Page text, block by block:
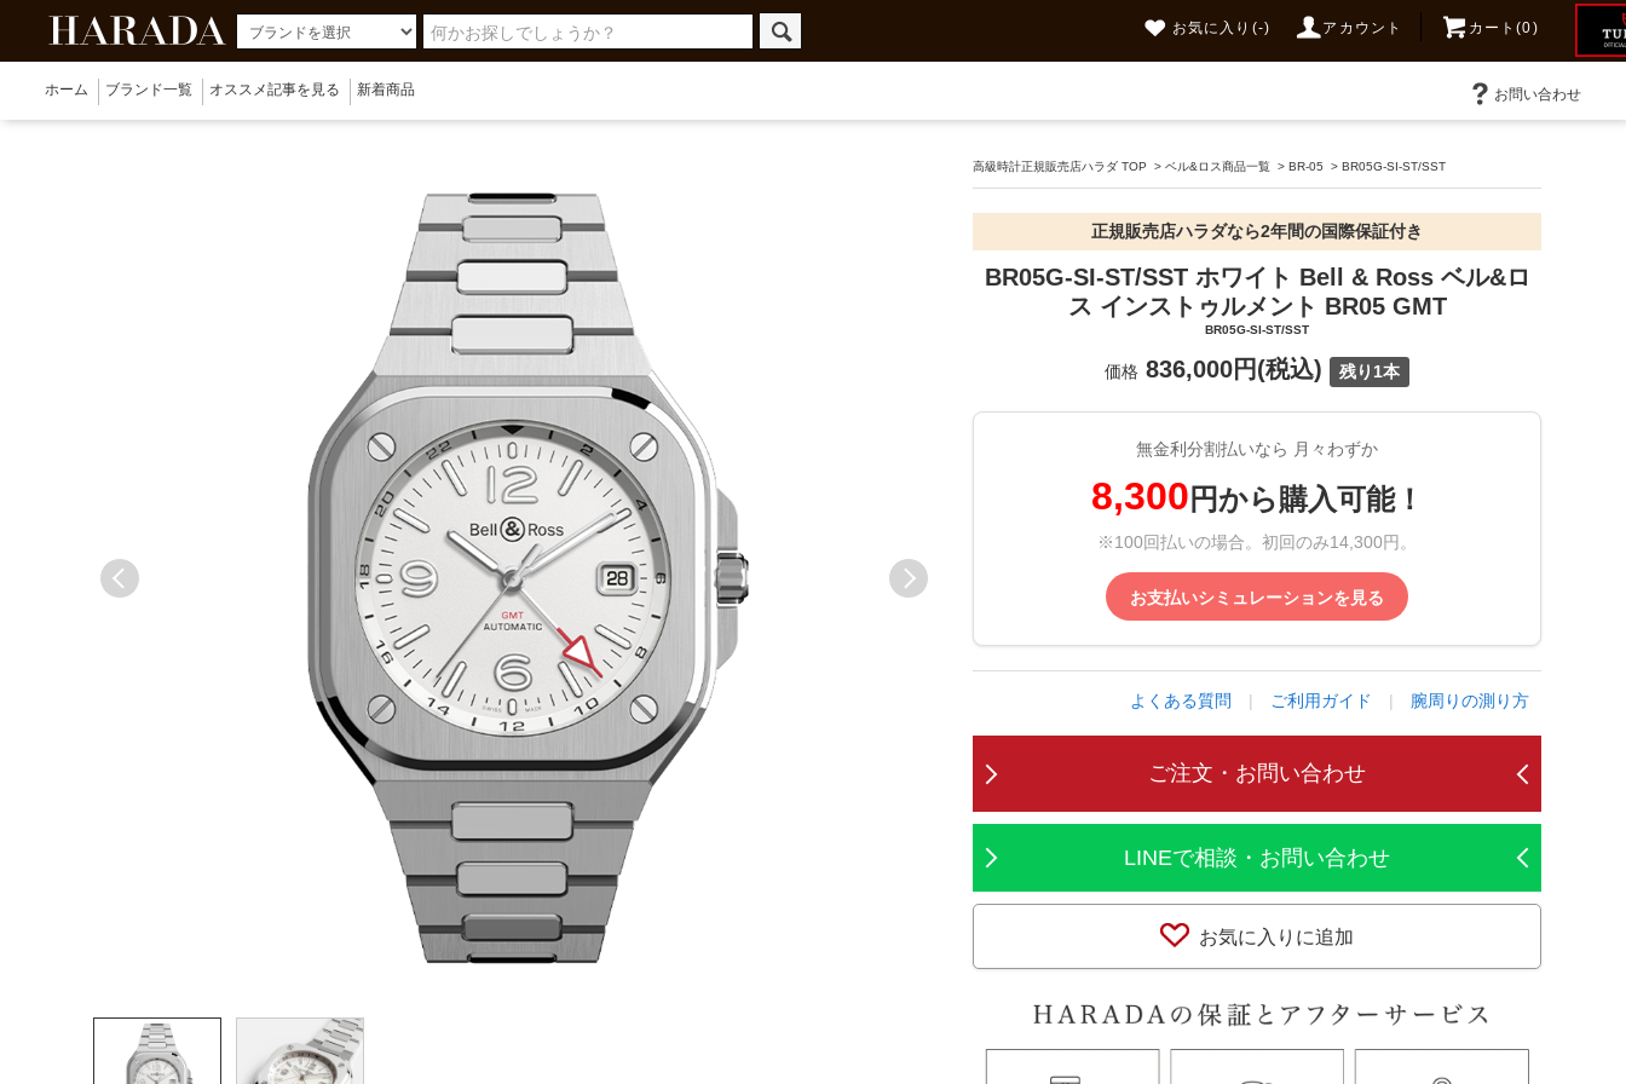
お気に入り (-) アカウント カート(0)
ホーム ブランド一覧 オススメ記事を見る 新着商品 お問い合わせ
高級時計正規販売店ハラダ TOP >ベル&ロス商品一覧 >BR-05 >BR05G-SI-ST/SST
正規販売店ハラダなら2年間の国際保証付き
BR05G-SI-ST/SST ホワイト Bell & Ross ベル&ロ
ス インストゥルメント BR05 GMT
BR05G-SI-ST/SST
価格 836,000円(税込) 残り1本
無金利分割払いなら 月々わずか
8,300 円から購入可能！
※100回払いの場合。初回のみ14,300円。
お支払いシミュレーションを見る
よくある質問 | ご利用ガイド | 腕周りの測り方
ご注文・お問い合わせ
LINEで相談・お問い合わせ
お気に入りに追加